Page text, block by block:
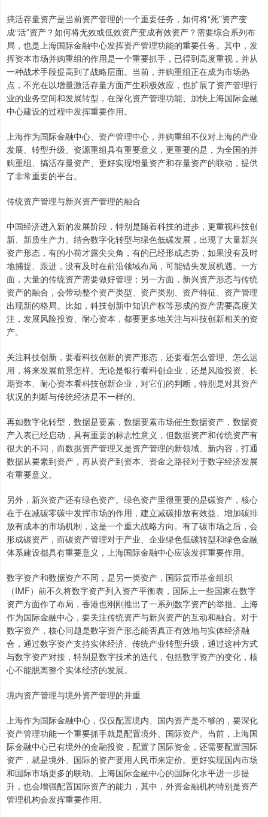
搞活存量资产是当前资产管理的一个重要任务，如何将“死”资产变
成“活”资产？如何将无效或低效资产变成有效资产？需要综合系列布
局，也是上海国际金融中心发挥资产管理功能的重要任务。其中，发
挥资本市场并购重组的作用是一个重要抓手，已得到高度重视，并从
一种战术手段提高到了战略层面。当前，并购重组正在成为市场热
点，不光在以增量激活存量方面产生积极效应，也扩展了资产管理行
业的业务空间和发展转型，在深化资产管理功能、加快上海国际金融
中心建设的过程中发挥重要作用。
上海作为国际金融中心、资产管理中心，并购重组不仅对上海的产业
发展、转型升级、资源重组具有重要意义，更重要的是，为全国的并
购重组、搞活存量资产、更好实现增量资产和存量资产的联动，提供
了非常重要的平台。
传统资产管理与新兴资产管理的融合
中国经济进入新的发展阶段，特别是随着科技的进步，更重视科技创
新、新质生产力。结合数字化转型与绿色低碳发展，出现了大量新兴
资产形态，有的小荷才露尖尖角，有的已经形成态势，如果没有及时
地捕捉、跟进，没有及时在前沿领域布局，可能错失发展机遇。一方
面，大量的传统资产需要做好管理；另一方面，新兴资产形态与传统
资产的融合，会带动整个资产类型、资产类别、资产特征、资产管理
出现新的格局。比如，科技创新中知识产权等形成的资产需要高度关
注，发展风险投资、耐心资本，都要更多地关注与科技创新相关的资
产。
关注科技创新，要看科技创新的资产形态，还要看怎么管理、怎么运
用，将来发展前景怎样。无论是银行看科创企业，还是风险投资、长
期资本、耐心资本看科技创新企业，对它们的判断，特别是对其资产
状况的判断与传统经济是不一样的。
再如数字化转型，数据是要素，数据要素市场催生数据资产，数据资
产入表已经启动，具有重要的标志性意义，但数据资产和传统资产有
很大的不同，而数据资产管理又是资产管理的新领域、新内容，打通
数据从要素到资产，再从资产到资本、资金之路径对于数字经济发展
有重要意义。
另外，新兴资产还有绿色资产。绿色资产里很重要的是碳资产，核心
在于在减碳零碳中发挥市场的作用，建立减碳排放有效益、增加碳排
放有成本的市场机制，这是一个重大战略方向。有了碳市场之后，会
形成碳资产，而碳资产管理对于产业、企业绿色低碳转型和绿色金融
体系建设都具有重要意义，上海国际金融中心应该发挥重要作用。
数字资产和数据资产不同，是另一类资产，国际货币基金组织
（IMF）前不久将数字资产列入资产平衡表，国际上一些国家在数字
资产方面作了布局，香港也刚刚推出了一系列数字资产的举措。上海
作为国际金融中心，要关注传统资产与新兴资产的互动和融合。对于
数字资产，核心问题是数字资产形态能否真正有效地与实体经济融
合，通过数字资产支持实体经济、传统产业转型升级，通过这种方式
与数字资产对接，特别是数字技术的迭代，包括数字资产的变化，核
心不能脱离整个实体经济的发展。
境内资产管理与境外资产管理的并重
上海作为国际金融中心，仅仅配置境内、国内资产是不够的，要深化
资产管理功能一个重要抓手就是配置境外、国际资产。当前，上海国
际金融中心已有境外的金融投资，配置了国际资金，还需要配置国际
资产，就是境外、国际的资产要用人民币来定价。更好实现国内市场
和国际市场更多的联动。上海国际金融中心的国际化水平进一步提
升，也会增强配置国际资产的能力，其中，外资金融机构特别是资产
管理机构会发挥重要作用。